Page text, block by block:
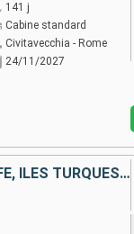
141 j
Cabine standard
Civitavecchia - Rome
24/11/2027
ITALIE, FRANCE, ESPAGNE, TENERIFE, ÎLES TURQUES-ET-CAÏQUES, BAHAMAS, PANAMA, ÉQUATEUR, PÉROU, CHILI, ROYAUME-UNI, TONGA, NOUVELLE-CALÉDONIE, NOUVELLE-ZÉLANDE, AUSTRALIE, INDONÉSIE, VIETNAM, THAÏLANDE,